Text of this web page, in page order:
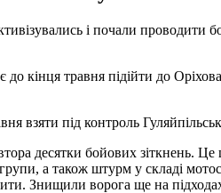
і почали
кінця травня підійти до
взяти під контроль
десятки бойових зіткнень.
а також штурм у складі
Знищили ворога ще на